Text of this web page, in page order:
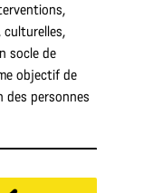
culturelles,
socle de
objectif de
des personnes